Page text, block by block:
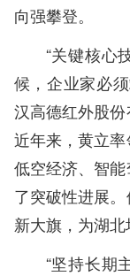
向强攀登。
“关键核心
候，企业家必
汉高德红外股份
近年来，黄立率
低空经济、智
了突破性进展
新大旗，为湖北
“坚持长期